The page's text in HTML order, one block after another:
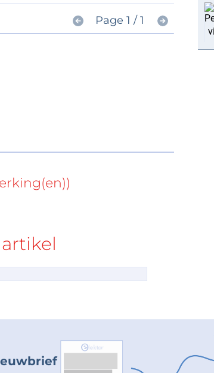
Page 1 / 1